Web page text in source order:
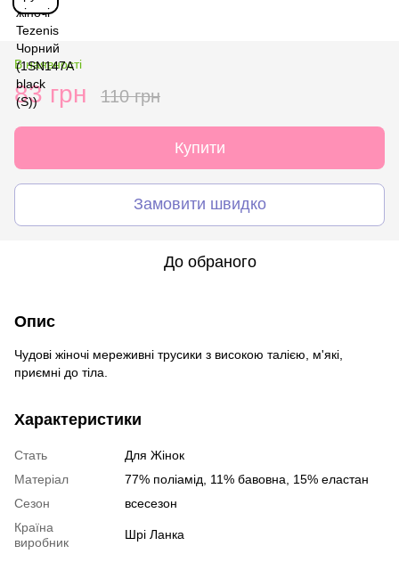
В наявності
83 грн 110 грн
Купити
Замовити швидко
До обраного
Опис
Чудові жіночі мереживні трусики з високою талією, м'які,
приємні до тіла.
Характеристики
Стать
Для Жінок
Матеріал
77% поліамід, 11% бавовна, 15% еластан
Сезон
всесезон
Країна
виробник
Шрі Ланка